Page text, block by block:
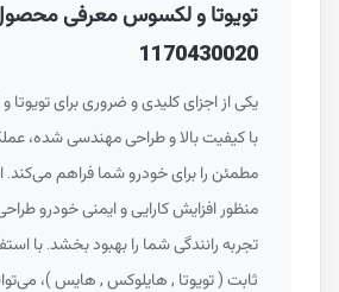
تویوتا و لکسوس معرفی محصول
1170430020
یکی از اجزای کلیدی و ضروری برای تویوتا
با کیفیت بالا و طراحی مهندسی شده، عملکرد
مطمئن را برای خودرو شما فراهم می‌کند.
منظور افزایش کارایی و ایمنی خودرو طراحی
تجربه رانندگی شما را بهبود بخشد. با استفاده
ثابت ( تویوتا , هایلوکس , هایس )، می‌توانید